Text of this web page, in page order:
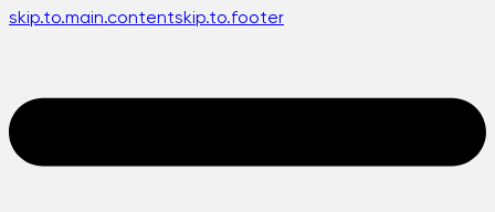
skip.to.main.contentskip.to.footer